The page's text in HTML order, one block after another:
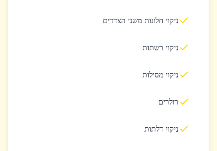
ניקוי חלונות משני הצדדים
ניקוי רשתות
ניקוי מסילות
רולרים
ניקוי דלתות